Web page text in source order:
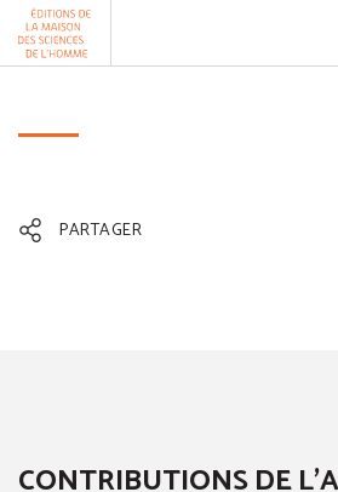
Aller au contenu
PARTAGER
CONTRIBUTIONS DE
Panneau de gestion des cookies